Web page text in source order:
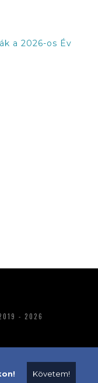
a 2026-os Év
- 2026
MÉDIAAJÁNLAT
Követem!